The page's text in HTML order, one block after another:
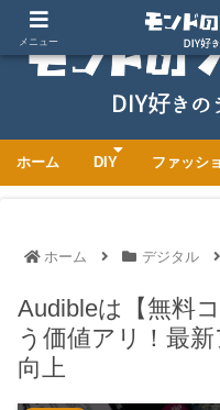
ホーム DIY ファッシ
ホーム デジタル
Audibleは【無料
う価値アリ！最
向上
メニュー